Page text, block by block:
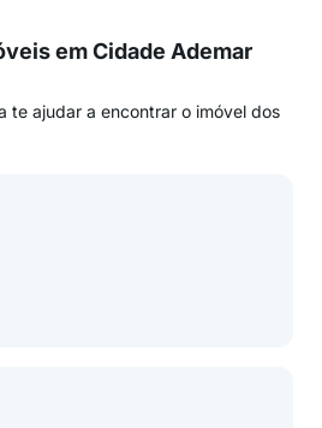
em Cidade Ademar
te ajudar a encontrar o imóvel dos